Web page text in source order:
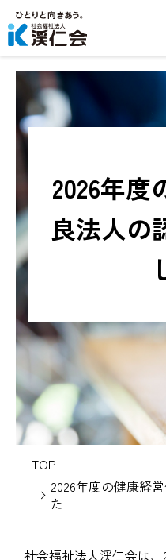
2026年度
良法人の
TOP
2026年度の健康経
た
社会福祉法人渓仁会は